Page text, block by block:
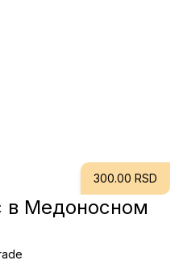
300.00 RSD
в Медоносном